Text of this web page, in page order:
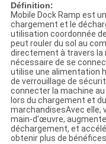
Définition:
Mobile Dock Ramp est
chargement et le
utilisation coordonnée
peut rouler du sol au
directement à travers la
nécessaire de se
utilise une alimentation
de verrouillage de
connecter la machine
lors du chargement et
marchandisesAvec elle,
main-d'œuvre,
déchargement, et
obtenir plus de